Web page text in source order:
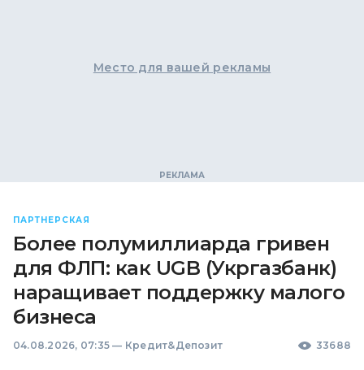
Место для вашей рекламы
ПАРТНЕРСКАЯ
Более полумиллиарда гривен
для ФЛП: как UGB (Укргазбанк)
наращивает поддержку малого
бизнеса
04.08.2026, 07:35 — Кредит&Депозит 33688